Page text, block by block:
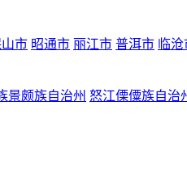
市 昭通市 丽江市 普洱市 临
景颇族自治州 怒江傈僳族自治